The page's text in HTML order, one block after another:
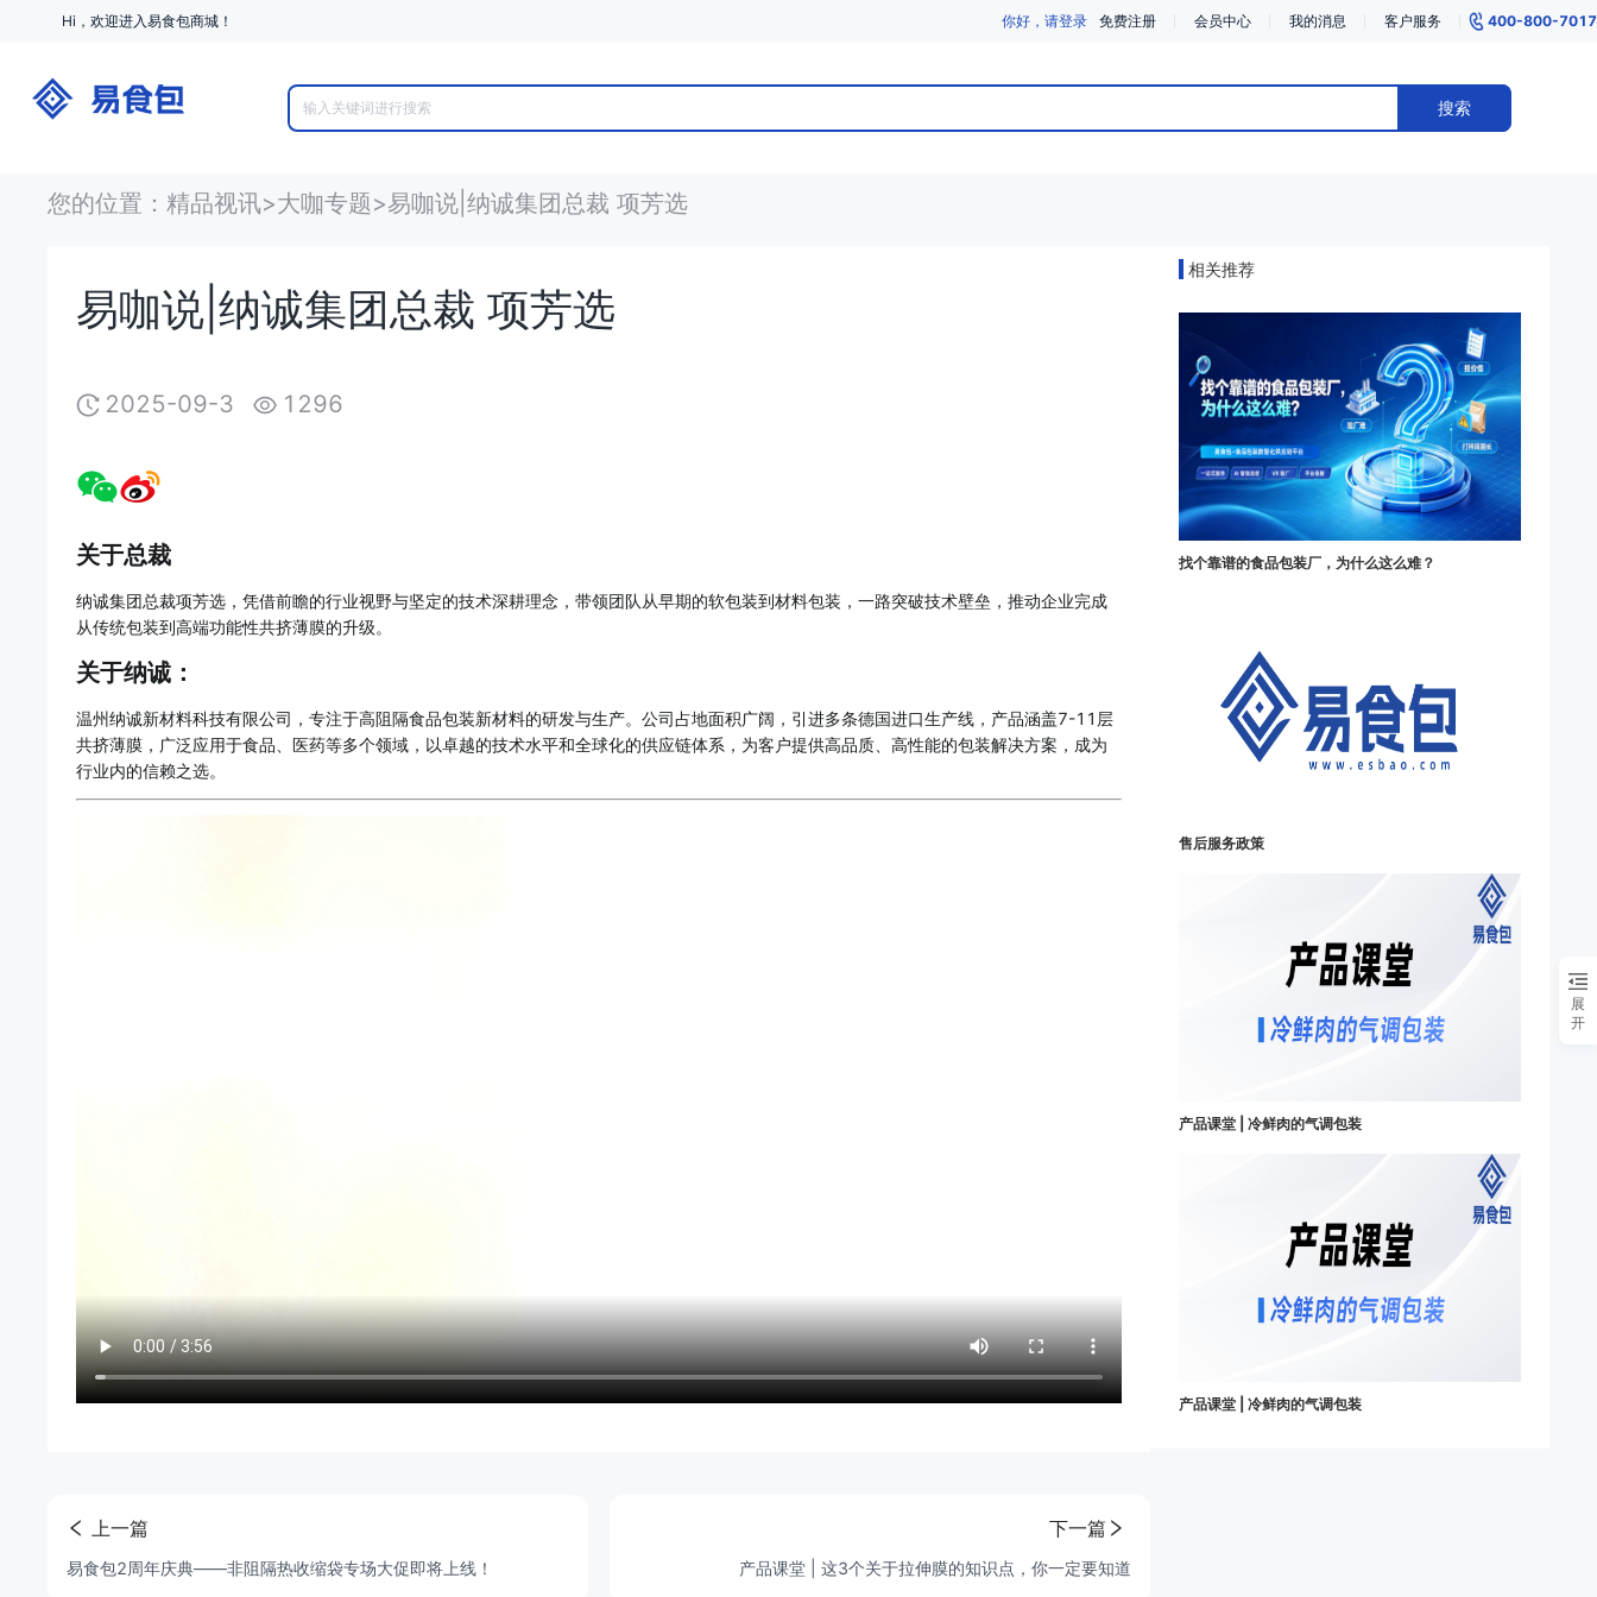
Hi，欢迎进入易食包商城！ 你好，请登录 免费注册 会员中心 我的消息 客户服务 400-800-7017
搜索
您的位置 ： 精品视讯>大咖专题>易咖说|纳诚集团总裁 项芳选
易咖说|纳诚集团总裁 项芳选
2025-09-3 1296
关于总裁
纳诚集团总裁项芳选，凭借前瞻的行业视野与坚定的技术深耕理念，带领团队从早期的软包装到材料包装，一路突破技术壁垒，推动企业完成
从传统包装到高端功能性共挤薄膜的升级。
关于纳诚：
温州纳诚新材料科技有限公司，专注于高阻隔食品包装新材料的研发与生产。公司占地面积广阔，引进多条德国进口生产线，产品涵盖7-11层
共挤薄膜，广泛应用于食品、医药等多个领域，以卓越的技术水平和全球化的供应链体系，为客户提供高品质、高性能的包装解决方案，成为
行业内的信赖之选。
上一篇
易食包2周年庆典——非阻隔热收缩袋专场大促即将上线！
下一篇
产品课堂 | 这3个关于拉伸膜的知识点，你一定要知道
相关推荐
找个靠谱的食品包装厂，为什么这么难？
售后服务政策
产品课堂 | 冷鲜肉的气调包装
产品课堂 | 冷鲜肉的气调包装
展
开